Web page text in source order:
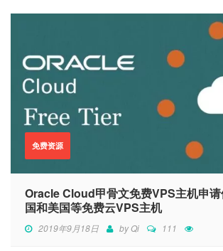
免费资源
Oracle Cloud甲骨文免费VPS主机申
国和美国等免费云VPS主机
2019年9月18日 byQi 111